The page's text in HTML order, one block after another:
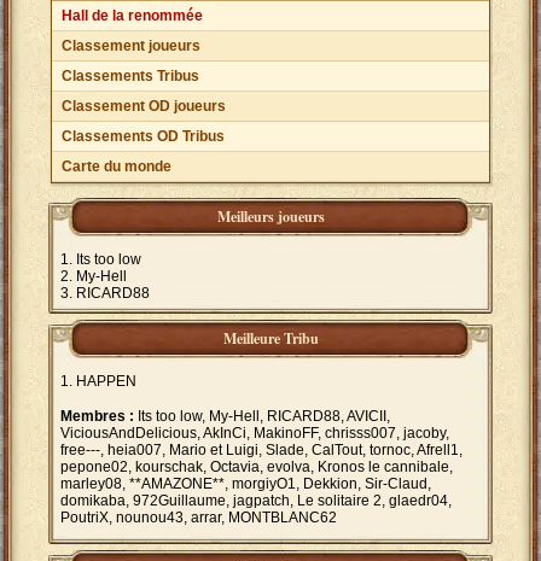
Hall de la renommée
Classement joueurs
Classements Tribus
Classement OD joueurs
Classements OD Tribus
Carte du monde
Meilleurs joueurs
Its too low
My-Hell
RICARD88
Meilleure Tribu
HAPPEN
Membres : Its too low, My-Hell, RICARD88, AVICII,
ViciousAndDelicious, AkInCi, MakinoFF, chrisss007, jacoby,
free---, heia007, Mario et Luigi, Slade, CalTout, tornoc, Afrell1,
pepone02, kourschak, Octavia, evolva, Kronos le cannibale,
marley08, **AMAZONE**, morgiyO1, Dekkion, Sir-Claud,
domikaba, 972Guillaume, jagpatch, Le solitaire 2, glaedr04,
PoutriX, nounou43, arrar, MONTBLANC62